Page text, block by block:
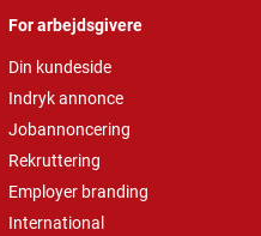
For arbejdsgivere
Din kundeside
Indryk annonce
Jobannoncering
Rekruttering
Employer branding
International